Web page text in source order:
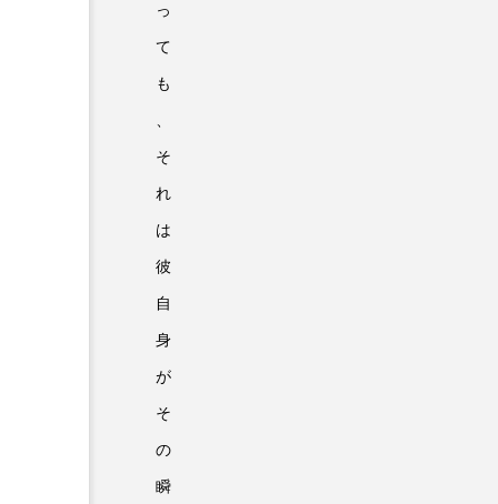
っ
て
も
そ
れ
は
彼
自
身
が
そ
の
瞬